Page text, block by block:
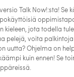
Talk Now!:sta! Se
kieleen, jota todella
pelejä, voita
uutta? Ohjelma on
kuin ennen! Se